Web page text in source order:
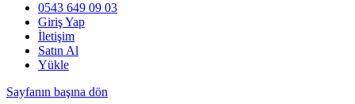
0543 649 09 03
Giriş Yap
İletişim
Satın Al
Yükle
Sayfanın başına dön